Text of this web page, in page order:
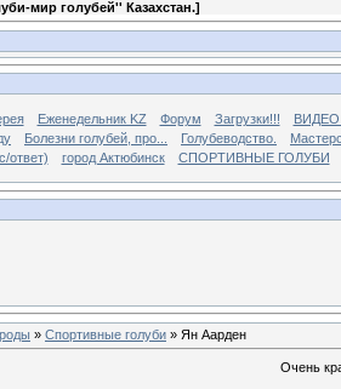
мир голубей'' Казахстан.]
Еженедельник KZ Форум Загрузки!!!
Болезни голубей, про... Голубеводство.
ответ)
город Актюбинск СПОРТИВНЫЕ ГОЛУБИ
» Спортивные голуби » Ян Аарден
Очень